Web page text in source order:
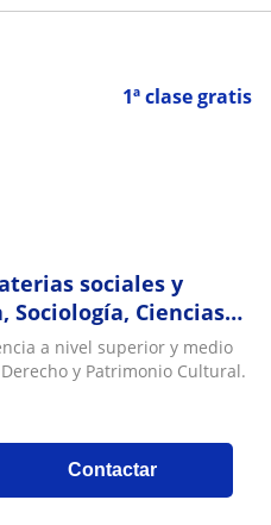
1ª clase gratis
sociales y
Ciencias
a nivel superior y medio
y Patrimonio Cultural.
Contactar